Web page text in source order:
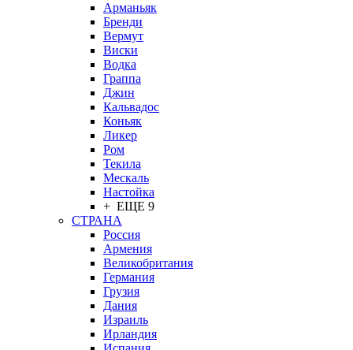
Арманьяк
Бренди
Вермут
Виски
Водка
Граппа
Джин
Кальвадос
Коньяк
Ликер
Ром
Текила
Мескаль
Настойка
+ ЕЩЕ 9
СТРАНА
Россия
Армения
Великобритания
Германия
Грузия
Дания
Израиль
Ирландия